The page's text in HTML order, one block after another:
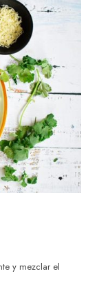
y mezclar el